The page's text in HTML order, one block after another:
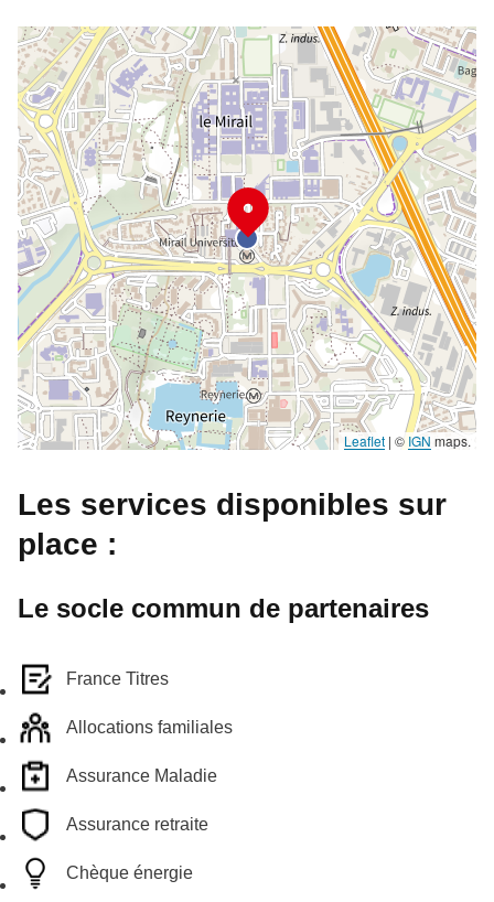
Leaflet | © IGN maps.
Les services disponibles sur
place :
Le socle commun de partenaires
France Titres
Allocations familiales
Assurance Maladie
Assurance retraite
Chèque énergie